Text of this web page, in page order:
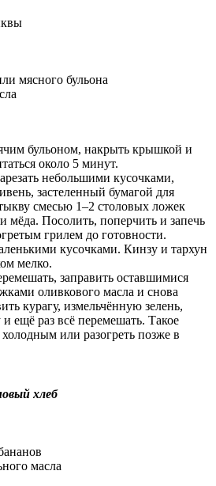
мясного бульона
бульоном, накрыть крышкой и
около 5 минут.
небольшими кусочками,
застеленный бумагой для
смесью 1–2 столовых ложек
мёда. Посолить, поперчить и запечь
грилем до готовности.
кусочками. Кинзу и тархун
мелко.
заправить оставшимися
оливкового масла и снова
курагу, измельчённую зелень,
ещё раз всё перемешать. Такое
или разогреть позже в
хлеб
масла